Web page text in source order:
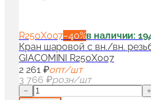
R250X007−40%в наличии:
Кран шаровой с вн./вн.
GIACOMINI R250X007
2 261 ₽опт/шт
3 766 ₽розн/шт
−
+